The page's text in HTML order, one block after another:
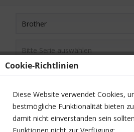
Cookie-Richtlinien
Diese Website verwendet Cookies,
bestmögliche Funktionalität bieten
damit nicht einverstanden sein
Funktionen nicht zur Verfügung: